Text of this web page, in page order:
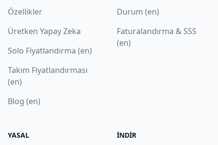
Özellikler
Üretken Yapay Zeka
Solo Fiyatlandırma (en)
Takım Fiyatlandırması
(en)
Blog (en)
Durum (en)
Faturalandırma & SSS
(en)
YASAL İNDIR